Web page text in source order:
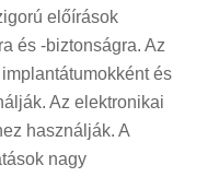
előírások
és -biztonságra. Az
és
Az elektronikai
használják. A
nagy